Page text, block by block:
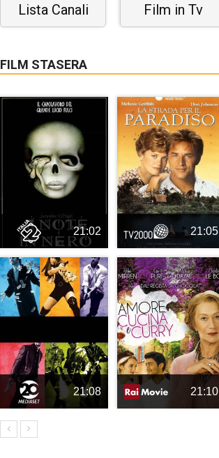
Lista Canali Film in Tv
FILM STASERA
21:02 21:05
21:08 21:10